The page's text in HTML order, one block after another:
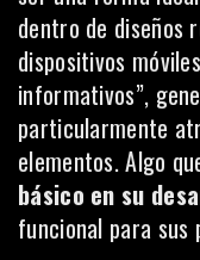
dentro de diseños
dispositivos
informativos”,
particularmente
elementos. Algo
básico en su
funcional para